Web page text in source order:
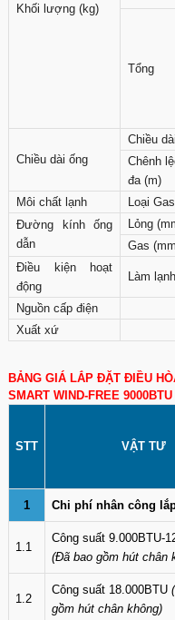
Khối lượng (kg)
Tổng
Chiều dài ống
Chiều
Chênh
đa (m)
Môi chất lạnh Loại Gas
Đường kính ống
dẫn
Lỏng
Gas
Điều kiện hoạt
động
Làm
Nguồn cấp điện
Xuất xứ
BẢNG GIÁ LẮP ĐẶT ĐIỀU
SMART WIND-FREE
STT VẬT TƯ
1 Chi phí nhân công
1.1
Công suất 9.000BTU-
(Đã bao gồm hút chân
1.2
Công suất 18.000BTU
gồm hút chân không)